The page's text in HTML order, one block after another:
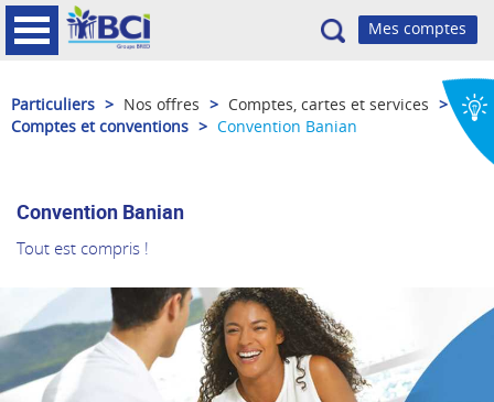
Recherche
Particuliers > Nos offres > Comptes, cartes et services >
Comptes et conventions > Convention Banian
Convention Banian
Tout est compris !